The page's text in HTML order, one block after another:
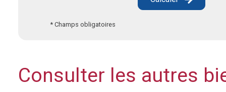
* Champs obligatoires
Consulter les autres